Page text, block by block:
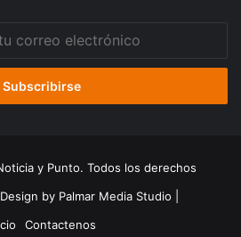
y Punto. Todos los derechos
Design by Palmar Media Studio
Contactenos